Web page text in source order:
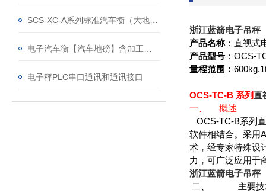
电子秤PLC串口通讯和通讯接口
浙江蓝箭电子吊秤
产品名称： 直视式
产品型号 ： OCS-
量程范围： 600kg
OCS-TC-B 系列直
一、
概述
OCS-TC-B系列
软件相结合。采用
术，经专家特殊设
力，可广泛应用于
浙江蓝箭电子吊秤
二、 主要